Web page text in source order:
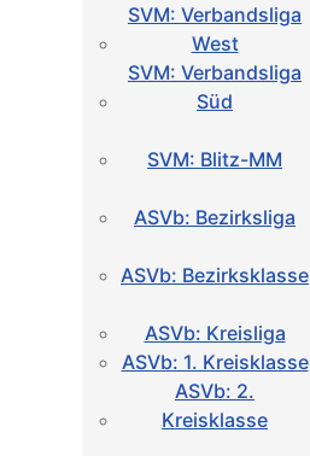
SVM: Verbandsliga
West
SVM: Verbandsliga
Süd
SVM: Blitz-MM
ASVb: Bezirksliga
ASVb: Bezirksklasse
ASVb: Kreisliga
ASVb: 1. Kreisklasse
ASVb: 2.
Kreisklasse